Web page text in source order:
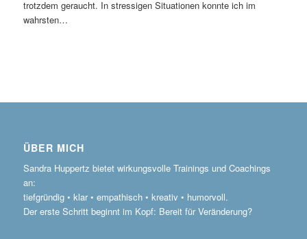
trotzdem geraucht. In stressigen Situationen konnte ich im
wahrsten…
ÜBER MICH
Sandra Huppertz bietet wirkungsvolle Trainings und Coachings
an:
tiefgründig • klar • empathisch • kreativ • humorvoll.
Der erste Schritt beginnt im Kopf: Bereit für Veränderung?